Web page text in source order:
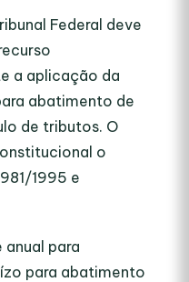
Federal deve
a aplicação da
abatimento de
de tributos. O
o
1995 e
para
para abatimento